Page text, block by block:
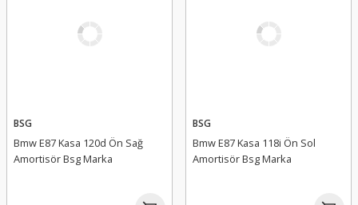
BSG
Bmw E87 Kasa 120d Ön Sağ
Amortisör Bsg Marka
BSG
Bmw E87 Kasa 118i Ön Sol
Amortisör Bsg Marka